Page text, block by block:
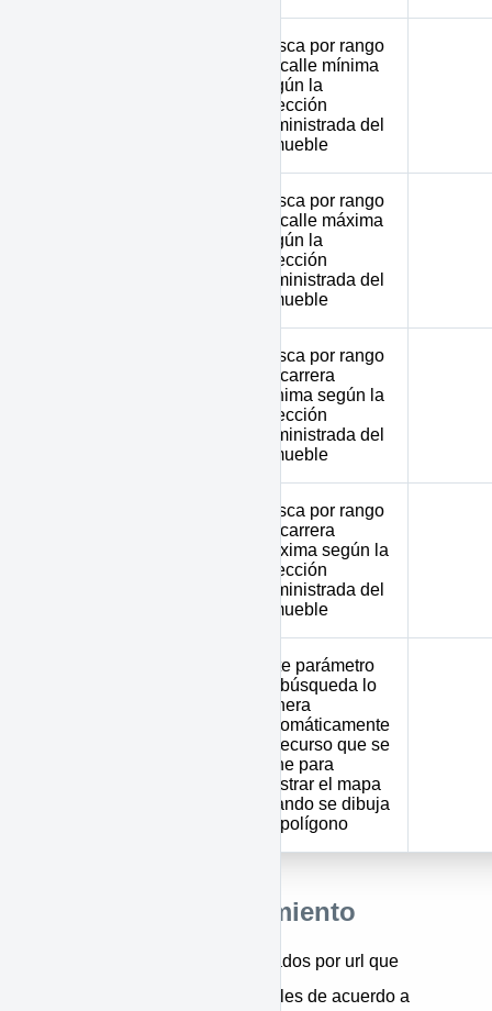
Busca por rango
de calle mínima
según la
dirección
suministrada del
inmueble
Busca por rango
de calle máxima
según la
dirección
suministrada del
inmueble
Busca por rango
de carrera
mínima según la
dirección
suministrada del
inmueble
Busca por rango
de carrera
máxima según la
dirección
suministrada del
inmueble
Este parámetro
de búsqueda lo
genera
automáticamente
el recurso que se
tiene para
mostrar el mapa
cuando se dibuja
un polígono
Índices de ordenamiento
Son parámetros también enviados por url que
permiten organizar los inmuebles de acuerdo a